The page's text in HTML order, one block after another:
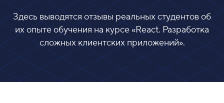
Здесь выводятся отзывы реальных студентов об
их опыте обучения на курсе «React. Разработка
сложных клиентских приложений».